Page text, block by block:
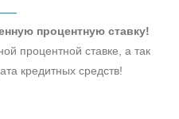
процентную ставку!
процентной ставке, а так
кредитных средств!